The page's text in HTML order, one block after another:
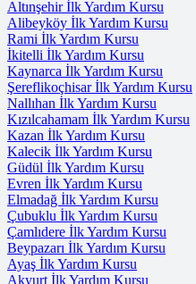
Altınşehir İlk Yardım Kursu
Alibeyköy İlk Yardım Kursu
Rami İlk Yardım Kursu
İkitelli İlk Yardım Kursu
Kaynarca İlk Yardım Kursu
Şereflikoçhisar İlk Yardım Kursu
Nallıhan İlk Yardım Kursu
Kızılcahamam İlk Yardım Kursu
Kazan İlk Yardım Kursu
Kalecik İlk Yardım Kursu
Güdül İlk Yardım Kursu
Evren İlk Yardım Kursu
Elmadağ İlk Yardım Kursu
Çubuklu İlk Yardım Kursu
Çamlıdere İlk Yardım Kursu
Beypazarı İlk Yardım Kursu
Ayaş İlk Yardım Kursu
Akyurt İlk Yardım Kursu